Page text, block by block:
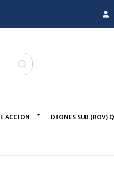
ACCION DRONES SUB (ROV)